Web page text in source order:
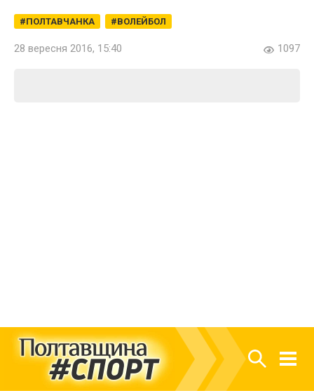
ПОЛТАВЧАНКА ВОЛЕЙБОЛ
28 вересня 2016, 15:40 1097